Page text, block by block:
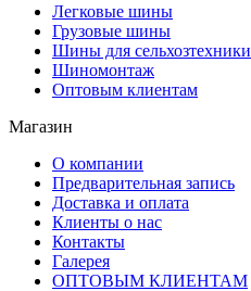
Легковые шины
Грузовые шины
Шины для сельхозтехники
Шиномонтаж
Оптовым клиентам
Магазин
О компании
Предварительная запись
Доставка и оплата
Клиенты о нас
Контакты
Галерея
ОПТОВЫМ КЛИЕНТАМ